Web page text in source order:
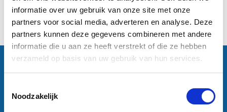
informatie over uw gebruik van onze site met onze
partners voor social media, adverteren en analyse. Deze
partners kunnen deze gegevens combineren met andere
informatie die u aan ze heeft verstrekt of die ze hebben
verzameld op basis van uw gebruik van hun services.
Noodzakelijk
1
Contactgegevens
Sneleenposter.nl
1771 PA Wieringerwerf